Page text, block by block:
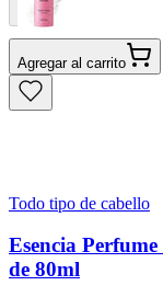
Agregar al carrito
Todo tipo de cabello
Esencia
de 80ml